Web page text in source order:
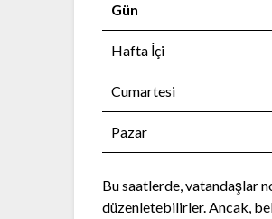
Gün
Hafta İçi
Cumartesi
Pazar
Bu saatlerde, vatandaşlar
düzenletebilirler. Ancak,